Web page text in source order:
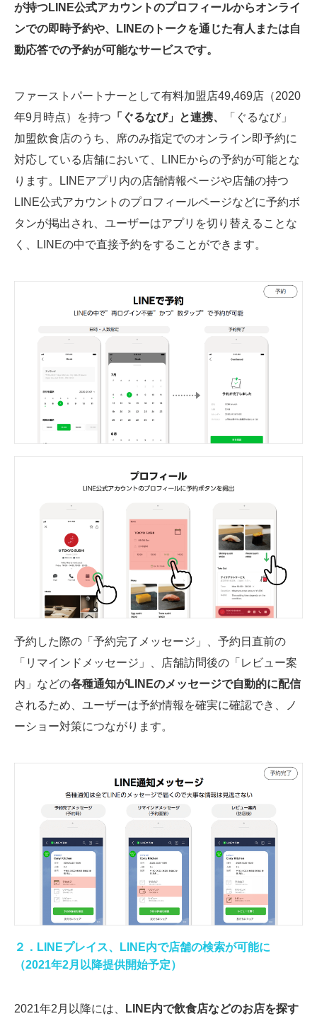
が持つLINE公式アカウントのプロフィールからオンライ
ンでの即時予約や、LINEのトークを通じた有人または自
動応答での予約が可能なサービスです。
ファーストパートナーとして有料加盟店49,469店（2020
年9月時点）を持つ 「ぐるなび」と連携、
「ぐるなび」
加盟飲食店のうち、席のみ指定でのオンライン即予約に
対応している店舗において、LINEからの予約が可能とな
ります。LINEアプリ内の店舗情報ページや店舗の持つ
LINE公式アカウントのプロフィールページなどに予約ボ
タンが掲出され、ユーザーはアプリを切り替えることな
く、LINEの中で直接予約をすることができます。
予約した際の「予約完了メッセージ」、予約日直前の
「リマインドメッセージ」、店舗訪問後の「レビュー案
内」などの各種通知がLINEのメッセージで自動的に配信
されるため、ユーザーは予約情報を確実に確認でき、ノ
ーショー対策につながります。
２．LINEプレイス、LINE内で店舗の検索が可能に
（2021年2月以降提供開始予定）
2021年2月以降には、 LINE内で飲食店などのお店を探す